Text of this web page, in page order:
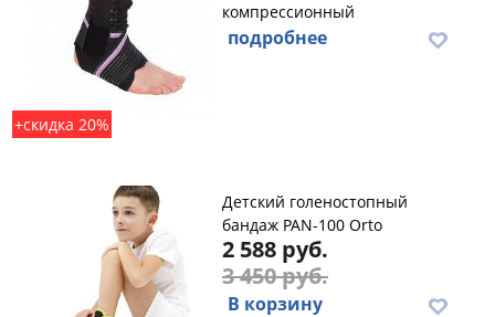
+скидка 20%
компрессионный
подробнее
Детский голеностопный
бандаж PAN-100 Orto
2 588 руб.
3 450 руб.
В корзину